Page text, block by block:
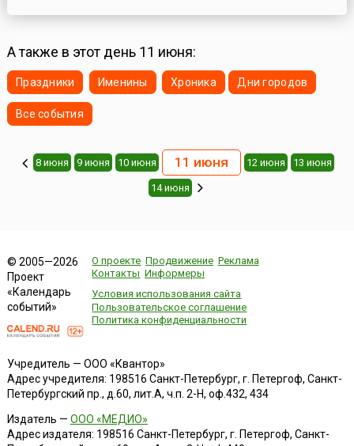
А также в этот день 11 июня:
Праздники Именины Хроника Дни городов
Все события
8 июня 9 июня 10 июня 11 июня 12 июня 13 июня
14 июня
© 2005—2026
Проект
«Календарь
событий»
О проекте Продвижение Реклама
Контакты Информеры
Условия использования сайта
Пользовательское соглашение
Политика конфиденциальности
Учредитель — ООО «Квантор»
Адрес учредителя: 198516 Санкт-Петербург, г. Петергоф, Санкт-
Петербургский пр., д.60, лит.А, ч.п. 2-Н, оф.432, 434
Издатель — ООО «МЕДИО»
Адрес издателя: 198516 Санкт-Петербург, г. Петергоф, Санкт-